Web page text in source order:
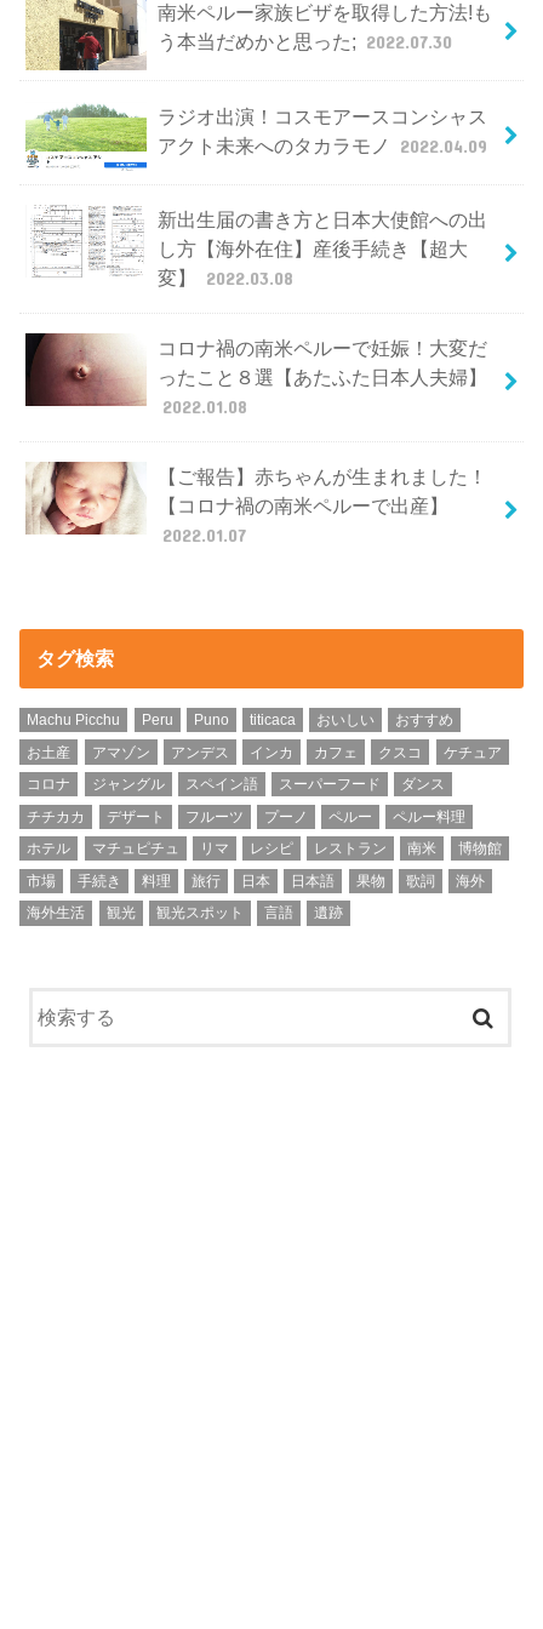
南米ペルー家族ビザを取得した方法!も
う本当だめかと思った; 2022.07.30
ラジオ出演！コスモアースコンシャス
アクト未来へのタカラモノ
2022.04.09
新出生届の書き方と日本大使館への出
し方【海外在住】産後手続き【超大
変】
2022.03.08
コロナ禍の南米ペルーで妊娠！大変だ
ったこと８選【あたふた日本人夫婦】
2022.01.08
【ご報告】赤ちゃんが生まれました！
【コロナ禍の南米ペルーで出産】
2022.01.07
タグ検索
Machu Picchu Peru Puno titicaca おいしい
おすすめ
お土産
アマゾン アンデス インカ カフェ クスコ
ケチュア
コロナ
ジャングル スペイン語 スーパーフード
ダンス
チチカカ
デザート フルーツ プーノ ペルー
ペルー料理
ホテル
マチュピチュ リマ レシピ レストラン 南米
博物館
市場
手続き 料理 旅行 日本 日本語 果物 歌詞
海外
海外生活
観光 観光スポット 言語 遺跡